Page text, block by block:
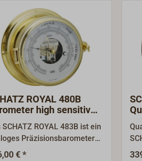
ROYAL 480B
high sensitiv
poliert
SCHATZ ROYAL 483B ist ein
Präzisionsbarometer
Dosen-Werk und einer
€ *